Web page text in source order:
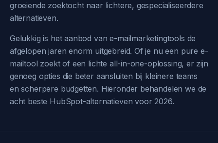
groeiende zoektocht naar lichtere, gespecialiseerdere
alternatieven.
Gelukkig is het aanbod van e-mailmarketingtools de
afgelopen jaren enorm uitgebreid. Of je nu een pure e-
mailtool zoekt of een lichte all-in-one-oplossing, er zijn
genoeg opties die beter aansluiten bij kleinere teams
en scherpere budgetten. Hieronder behandelen we de
acht beste HubSpot-alternatieven voor 2026.